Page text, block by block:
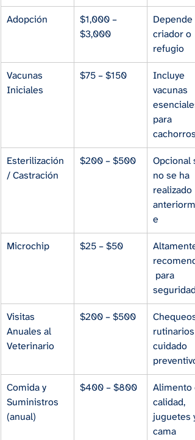
Adopción
$1,000 –
$3,000
Depende
criador o
refugio
Vacunas
Iniciales
$75 – $150
Incluye
vacunas
esenciales
para
cachorros
Esterilización
/ Castración
$200 – $500
Opcional
no se ha
realizado
e
Microchip $25 – $50
Altamente
para
seguridad
Visitas
Anuales al
Veterinario
$200 – $500
Chequeos
rutinarios
cuidado
preventivo
Comida y
Suministros
(anual)
$400 – $800
Alimento
calidad,
juguetes y
cama